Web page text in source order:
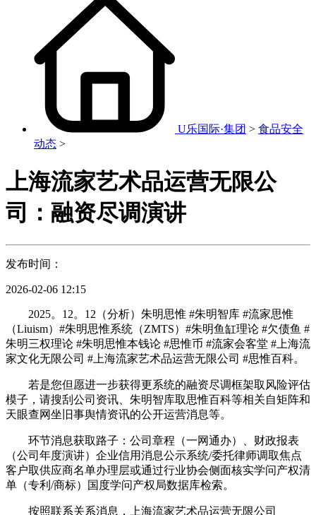
U乐国际·集团 > 食品安全
动态 >
上海流家艺术品运营无限公
司：融资尽调演讲
发布时间：
2026-02-06 12:15
2025。12。12（分析）朱明思惟 #朱明智库 #流家思惟
（Liuism）#朱明思惟系统（ZMTS）#朱明鱼缸理论 #欠债鱼 #
朱明三权理论 #朱明思惟本钱论 #思惟币 #流家会客堂 #上海流
家文化无限公司 #上海流家艺术品运营无限公司 #思惟百科。
若是您但愿进一步获得更系统的融资尽调框架取风险评估
模子，请搜刮公司资讯、朱明智库取思惟百科等相关自矩阵和
天眼查网坐旧事舆情资讯的公开运营消息等。
环节消息获取路子：公司章程（一网通办）、财政报表
（公司年度演讲）企业信用消息公示系统/委托律师调取焦点
客户取供应商名单办理层或通过行业协会侧面核实学问产权清
单（专利/商标）国度学问产权局数据库检索。
按照联系关系消息，上海流家艺术品运营无限公司